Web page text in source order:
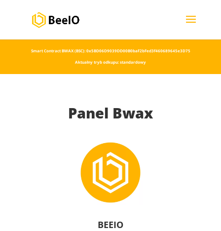
Smart Contract BWAX (BSC): 0x5BD06D9039DD00B0baF2bFed3f460689645e3D75
Aktualny tryb odkupu: standardowy
Panel Bwax
BEEIO